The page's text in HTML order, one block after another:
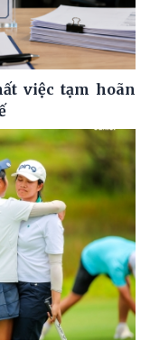
việc tạm hoãn